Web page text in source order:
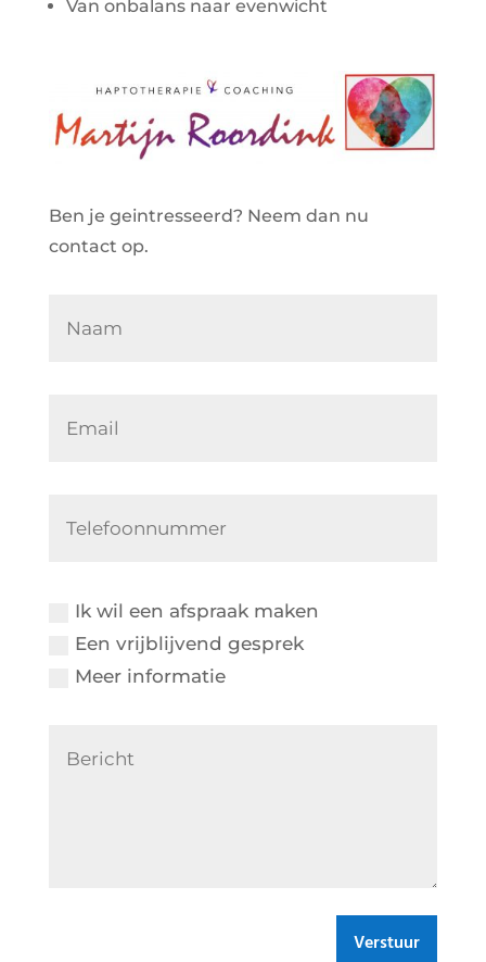
Van onbalans naar evenwicht
Ben je geintresseerd? Neem dan nu
contact op.
Ik wil een afspraak maken
Een vrijblijvend gesprek
Meer informatie
Verstuur